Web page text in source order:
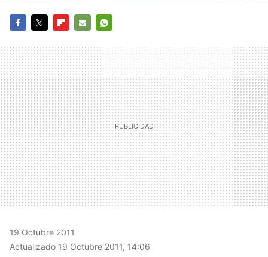
MAIL
19 Octubre 2011
Actualizado 19 Octubre 2011, 14:06